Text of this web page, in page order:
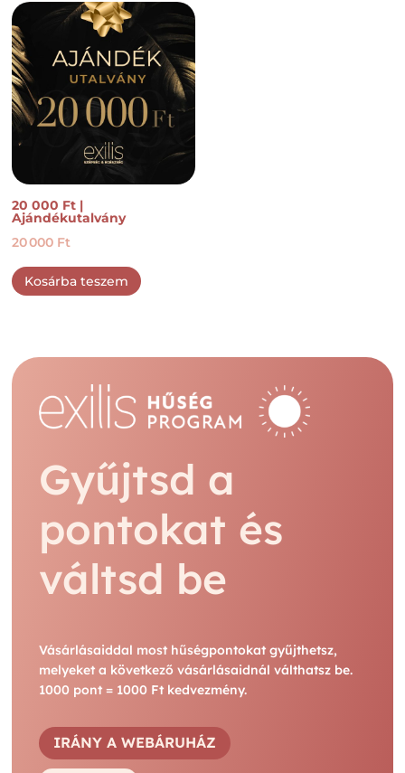
20 000 Ft |
Ajándékutalvány
20 000 Ft
Kosárba teszem
Gyűjtsd a
pontokat és
váltsd be
Vásárlásaiddal most hűségpontokat gyűjthetsz,
melyeket a következő vásárlásaidnál válthatsz be.
1000 pont = 1000 Ft kedvezmény.
IRÁNY A WEBÁRUHÁZ